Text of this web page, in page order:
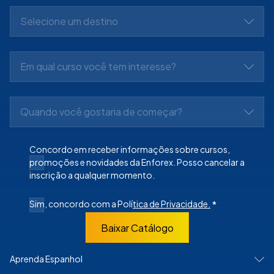
Aprenda Espanhol
Selecione um destino
Em qual curso você tem interesse?
Quando você gostaria de começar?
Concordo em receber informações sobre cursos,
promoções e novidades da Enforex. Posso cancelar a
inscrição a qualquer momento.
Sim, concordo com a Política de Privacidade. *
Baixar Catálogo